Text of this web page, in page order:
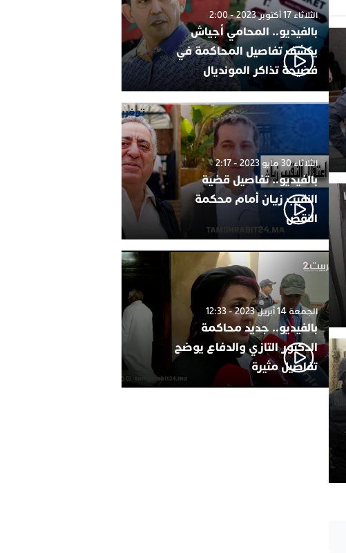
الثلاثاء 17 أكتوبر 2023 - 2:00
بالفيديو.. المحامي أجياش
يكشف تفاصيل المحاكمة في
فضيحة تذاكر المونديال
الثلاثاء 30 مايو 2023 - 2:17
بالفيديو.. تفاصيل قضية
النقيب زيان أمام محكمة
النقض
الجمعة 14 أبريل 2023 - 12:33
بالفيديو.. جديد محاكمة
الدكتور التازي والدفاع يوضح
تفاصيل مثيرة